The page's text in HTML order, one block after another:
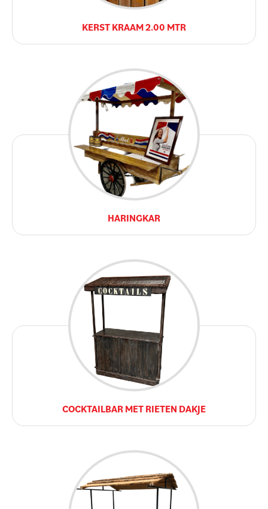
KERST KRAAM 2.00 MTR
HARINGKAR
COCKTAILBAR MET RIETEN DAKJE